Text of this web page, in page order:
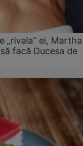
„rivala” ei, Martha
facă Ducesa de